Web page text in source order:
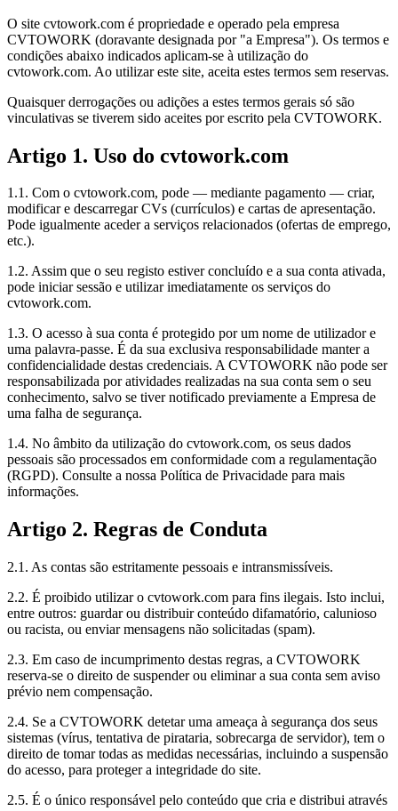
O site cvtowork.com é propriedade e operado pela empresa
CVTOWORK (doravante designada por "a Empresa"). Os termos e
condições abaixo indicados aplicam-se à utilização do
cvtowork.com. Ao utilizar este site, aceita estes termos sem reservas.
Quaisquer derrogações ou adições a estes termos gerais só são
vinculativas se tiverem sido aceites por escrito pela CVTOWORK.
Artigo 1. Uso do cvtowork.com
1.1. Com o cvtowork.com, pode — mediante pagamento — criar,
modificar e descarregar CVs (currículos) e cartas de apresentação.
Pode igualmente aceder a serviços relacionados (ofertas de emprego,
etc.).
1.2. Assim que o seu registo estiver concluído e a sua conta ativada,
pode iniciar sessão e utilizar imediatamente os serviços do
cvtowork.com.
1.3. O acesso à sua conta é protegido por um nome de utilizador e
uma palavra-passe. É da sua exclusiva responsabilidade manter a
confidencialidade destas credenciais. A CVTOWORK não pode ser
responsabilizada por atividades realizadas na sua conta sem o seu
conhecimento, salvo se tiver notificado previamente a Empresa de
uma falha de segurança.
1.4. No âmbito da utilização do cvtowork.com, os seus dados
pessoais são processados em conformidade com a regulamentação
(RGPD). Consulte a nossa Política de Privacidade para mais
informações.
Artigo 2. Regras de Conduta
2.1. As contas são estritamente pessoais e intransmissíveis.
2.2. É proibido utilizar o cvtowork.com para fins ilegais. Isto inclui,
entre outros: guardar ou distribuir conteúdo difamatório, calunioso
ou racista, ou enviar mensagens não solicitadas (spam).
2.3. Em caso de incumprimento destas regras, a CVTOWORK
reserva-se o direito de suspender ou eliminar a sua conta sem aviso
prévio nem compensação.
2.4. Se a CVTOWORK detetar uma ameaça à segurança dos seus
sistemas (vírus, tentativa de pirataria, sobrecarga de servidor), tem o
direito de tomar todas as medidas necessárias, incluindo a suspensão
do acesso, para proteger a integridade do site.
2.5. É o único responsável pelo conteúdo que cria e distribui através